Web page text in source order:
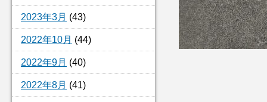
2023年3月 (43)
2022年10月 (44)
2022年9月 (40)
2022年8月 (41)